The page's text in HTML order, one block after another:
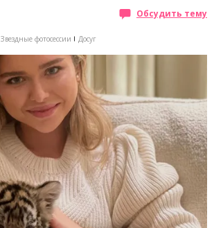
Обсудить тему
Звездные фотосессии Досуг